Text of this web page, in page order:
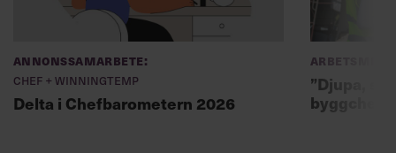
Annonssamarbete:
Chef + Winningtemp
Delta i Chefbarometern 2026
Arbetsmiljö
”Djupa,